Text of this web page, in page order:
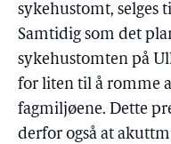
sykehustomt, selges
Samtidig som det
sykehustomten på
for liten til å romme
fagmiljøene. Dette
derfor også at